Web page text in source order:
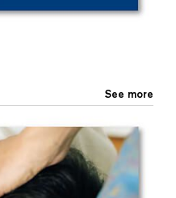
See more